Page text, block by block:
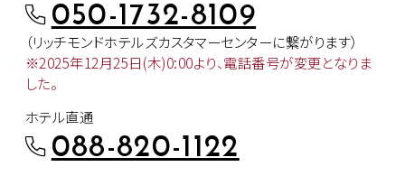
050-1732-8109
（リッチモンドホテルズカスタマーセンターに繋がります）
※2025年12月25日(木)0:00より、電話番号が変更となりま
した。
ホテル直通
088-820-1122